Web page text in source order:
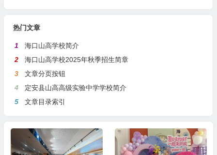
热门文章
1
海口山高学校简介
2
海口山高学校2025年秋季招生简章
3
文章分页按钮
4
定安县山高高级实验中学学校简介
5
文章目录索引